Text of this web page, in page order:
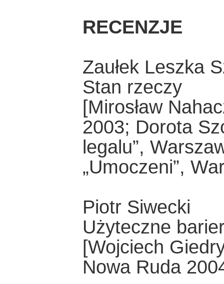
RECENZJE
Zaułek Leszka
Stan rzeczy
[Mirosław
2003; Dorota
legalu”,
„Umoczeni”,
Piotr Siwecki
Użyteczne
[Wojciech
Nowa Ruda